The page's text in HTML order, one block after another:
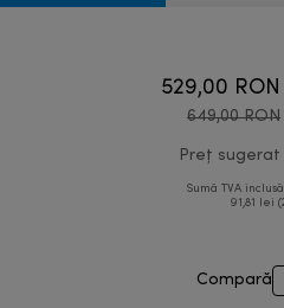
529,00 RON
649,00 RON
Preț sugerat
Sumă TVA
91,81 lei
Compară